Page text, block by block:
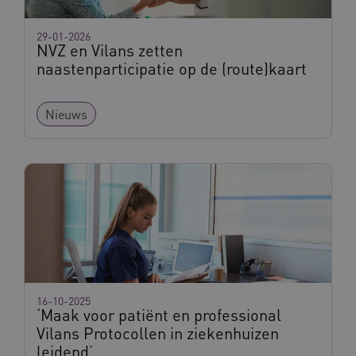
NVZ en Vilans zetten
naastenparticipatie op de (route)kaart
29-01-2026
Nieuws
‘Maak voor patiënt en professional
Vilans Protocollen in ziekenhuizen
leidend’
16-10-2025
Naam
__Secure-ROLLOUT_TOKEN
UMB_SESSION
www.vilans.nl
__cf_bm
VISITOR_PRIVACY_METADATA
YouTube
.youtube.com
Google Privacy Policy